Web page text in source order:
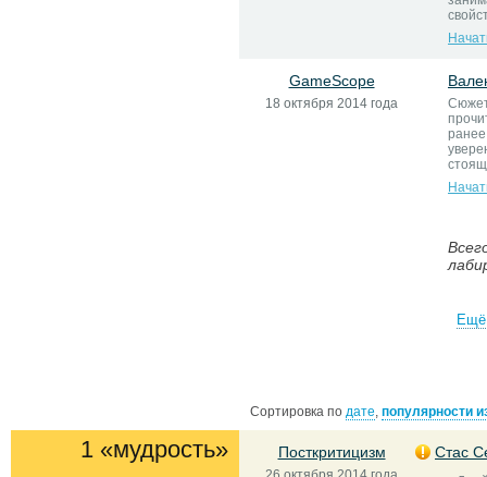
GameScope
18 октября 2014 года
Сюжет
Ещё
Сортировка по дате, популярности
1 «мудрость» Посткритицизм Стас